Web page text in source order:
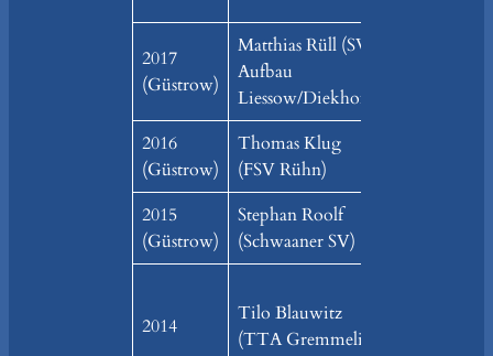
2017
(Güstrow)
Matthias Rüll (SV
Aufbau
Liessow/Diekhof)
2016
(Güstrow)
Thomas Klug
(FSV Rühn)
2015
(Güstrow)
Stephan Roolf
(Schwaaner SV)
2014
Tilo Blauwitz
(TTA Gremmelin)